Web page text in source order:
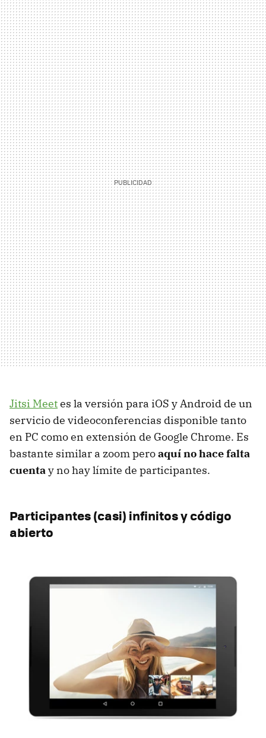
Jitsi Meetes la versión para iOS y Android de un
servicio de videoconferencias disponible tanto
en PC como en extensión de Google Chrome. Es
bastante similar a zoom peroaquí no hace falta
cuentay no hay límite de participantes.
Participantes (casi) infinitos y código
abierto